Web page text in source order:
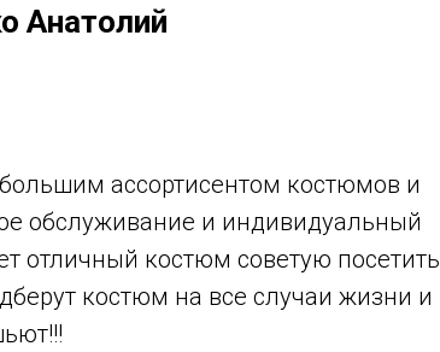
Анатолий
ассортисентом костюмов и
обслуживание и индивидуальный
отличный костюм советую посетить
костюм на все случаи жизни и